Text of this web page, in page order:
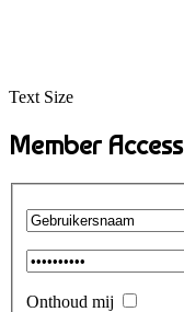
Text Size
Member Access
Onthoud mij